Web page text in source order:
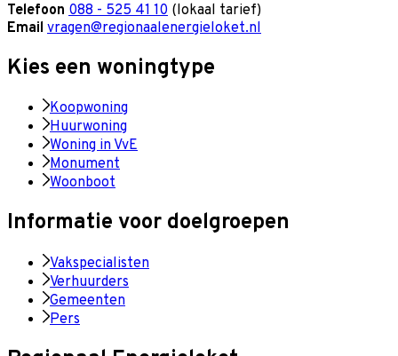
Telefoon 088 - 525 41 10 (lokaal tarief)
Email vragen@regionaalenergieloket.nl
Kies een woningtype
Koopwoning
Huurwoning
Woning in VvE
Monument
Woonboot
Informatie voor doelgroepen
Vakspecialisten
Verhuurders
Gemeenten
Pers